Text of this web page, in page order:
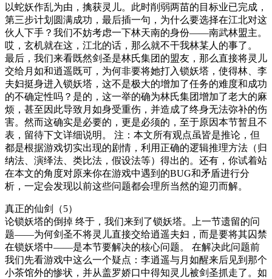
以蛇妖作乱为由，擒获灵儿。此时削弱两苗的目标业已完成，
第三步计划圆满成功，最后插一句，为什么要选择在江北对这
伙人下手？我们不妨考虑一下林天南的身份——南武林盟主。
哎，玄机就在这，江北的话，那么就不干我林某人的事了。
最后，我们来看既然剑圣是林氏集团的盟友，那么直接将灵儿
交给月如和逍遥既可，为何非要将她打入锁妖塔，使得林、李
夫妇挺身进入锁妖塔，这不是极大的增加了任务的难度和成功
的不确定性吗？是的，这一举的确为林氏集团增加了老大的麻
烦，甚至因此导致月如身受重伤，并造成了终身无法弥补的伤
害。然而这确实是必要的，更是必须的，至于原因本节暂且不
表，留待下文详细说明。 注：本文所有观点虽皆是推论，但
都是根据游戏切实出现的剧情，利用正确的逻辑推理方法（归
纳法、演绎法、类比法，假设法等）得出的。还有，你试着站
在本文的角度对原来你在游戏中遇到的BUG和矛盾进行分
析，一定会发现以前这些问题都会理所当然的迎刃而解。
真正的仙剑（5）
论锁妖塔的倒掉 终于，我们来到了锁妖塔。上一节遗留的问
题——为何剑圣不将灵儿直接交给逍遥夫妇，而是要将其囚禁
在锁妖塔中——是本节要解决的核心问题。 在解决此问题前
我们先看游戏中这么一个疑点：李逍遥与月如醒来后见到那个
小茶馆外的惨状，并从盖罗娇口中得知灵儿被剑圣抓走了。如